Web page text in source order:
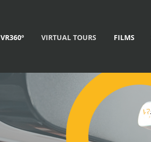
VR360º VIRTUAL TOURS FILMS